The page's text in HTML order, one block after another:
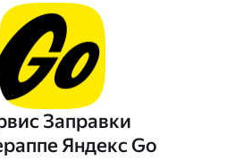
Заправки
Яндекс Go